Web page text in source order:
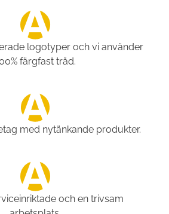
logotyper och vi använder
färgfast tråd.
med nytänkande produkter.
och en trivsam